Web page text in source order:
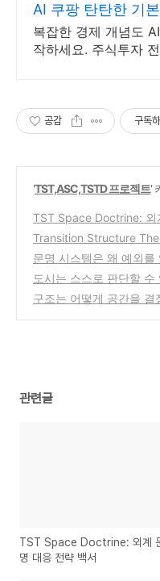
AI 쿠팡 탄탄한 기
복잡한 경제 개념도
작하세요. 주식투자
공감 구독
'TST,ASC,TSTD 프로젝트'
TST Space Doctrine: 외
서
(2)
Transition Structure
(0)
문명 시스템은 왜 예외를
사전 필터링 메커니즘에
(3)
도시는 스스로 판단할 수
과 도시 자율권 설계
(0)
구조는 어떻게 공간을 결
관련글
TST Space Doctrine: 외계
명 대응 전략 백서